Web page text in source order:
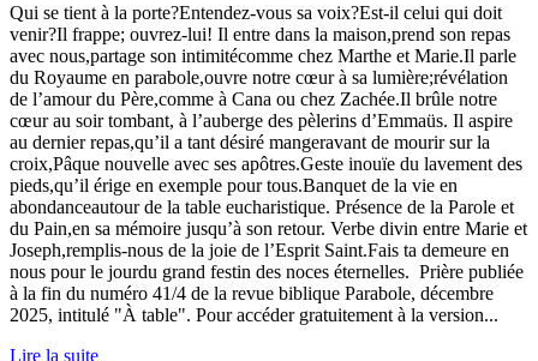
Qui se tient à la porte?Entendez-vous sa voix?Est-il celui qui doit
venir?Il frappe; ouvrez-lui! Il entre dans la maison,prend son repas
avec nous,partage son intimitécomme chez Marthe et Marie.Il parle
du Royaume en parabole,ouvre notre cœur à sa lumière;révélation
de l’amour du Père,comme à Cana ou chez Zachée.Il brûle notre
cœur au soir tombant, à l’auberge des pèlerins d’Emmaüs. Il aspire
au dernier repas,qu’il a tant désiré mangeravant de mourir sur la
croix,Pâque nouvelle avec ses apôtres.Geste inouïe du lavement des
pieds,qu’il érige en exemple pour tous.Banquet de la vie en
abondanceautour de la table eucharistique. Présence de la Parole et
du Pain,en sa mémoire jusqu’à son retour. Verbe divin entre Marie et
Joseph,remplis-nous de la joie de l’Esprit Saint.Fais ta demeure en
nous pour le jourdu grand festin des noces éternelles. Prière publiée
à la fin du numéro 41/4 de la revue biblique Parabole, décembre
2025, intitulé "À table". Pour accéder gratuitement à la version...
Lire la suite